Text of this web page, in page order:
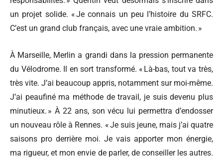
un projet solide. « Je connais un peu l’histoire du SRFC.
C’est un grand club français, avec une vraie ambition. »
À Marseille, Merlin a grandi dans la pression permanente
du Vélodrome. Il en sort transformé. « Là-bas, tout va très,
très vite. J’ai beaucoup appris, notamment sur moi-même.
J’ai peaufiné ma méthode de travail, je suis devenu plus
minutieux. » À 22 ans, son vécu lui permettra d’endosser
un nouveau rôle à Rennes. « Je suis jeune, mais j’ai quatre
saisons pro derrière moi. Je vais apporter mon énergie,
ma rigueur, et mon envie de parler, de conseiller les autres.